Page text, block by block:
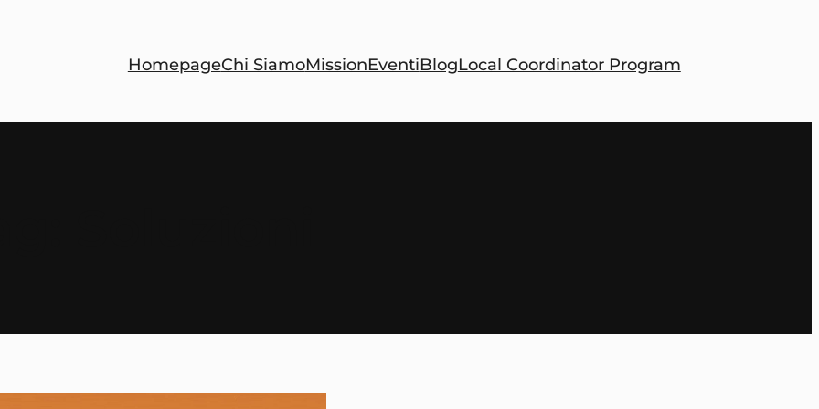
HomepageChi SiamoMissionEventiBlogLocal Coordinator Program